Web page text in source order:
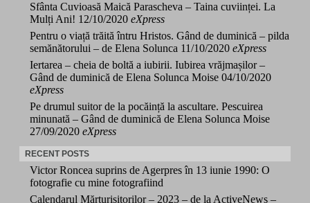
Sfânta Cuvioasă Maică Parascheva – Taina cuviinței. La
Mulți Ani! 12/10/2020 eXpress
Pentru o viață trăită întru Hristos. Gând de duminică – pilda
semănătorului – de Elena Solunca 11/10/2020 eXpress
Iertarea – cheia de boltă a iubirii. Iubirea vrăjmașilor –
Gând de duminică de Elena Solunca Moise 04/10/2020
eXpress
Pe drumul suitor de la pocăință la ascultare. Pescuirea
minunată – Gând de duminică de Elena Solunca Moise
27/09/2020 eXpress
RECENT POSTS
Victor Roncea suprins de Agerpres în 13 iunie 1990: O
fotografie cu mine fotografiind
Calendarul Mărturisitorilor – 2023 – de la ActiveNews –